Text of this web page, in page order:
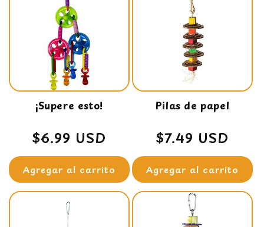
¡Supere esto!
Precio
habitual
$6.99 USD
Agregar al carrito
Pilas de papel
Precio
habitual
$7.49 USD
Agregar al carrito